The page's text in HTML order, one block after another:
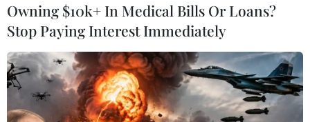
Owning $10k+ In Medical Bills Or Loans?
Stop Paying Interest Immediately